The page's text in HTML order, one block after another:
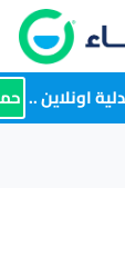
اونلاين ..